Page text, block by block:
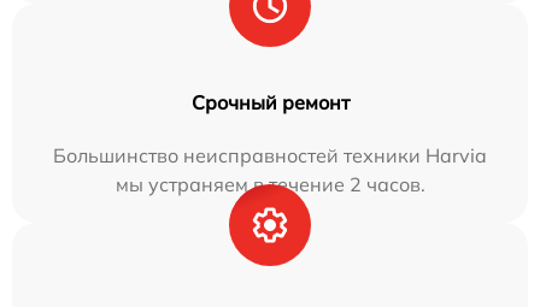
Срочный ремонт
Большинство неисправностей техники Harvia
мы устраняем в течение 2 часов.